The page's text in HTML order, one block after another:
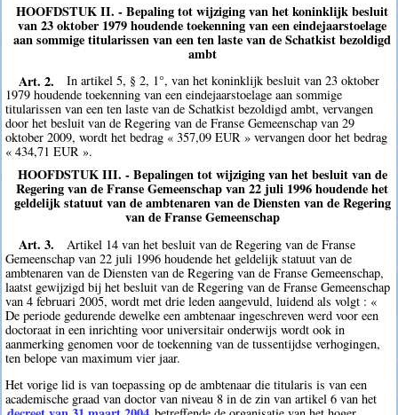
HOOFDSTUK II. - Bepaling tot wijziging van het koninklijk besluit
van 23 oktober 1979 houdende toekenning van een eindejaarstoelage
aan sommige titularissen van een ten laste van de Schatkist bezoldigd
ambt
Art. 2.
In artikel 5, § 2, 1°, van het koninklijk besluit van 23 oktober
1979 houdende toekenning van een eindejaarstoelage aan sommige
titularissen van een ten laste van de Schatkist bezoldigd ambt, vervangen
door het besluit van de Regering van de Franse Gemeenschap van 29
oktober 2009, wordt het bedrag « 357,09 EUR » vervangen door het bedrag
« 434,71 EUR ».
HOOFDSTUK III. - Bepalingen tot wijziging van het besluit van de
Regering van de Franse Gemeenschap van 22 juli 1996 houdende het
geldelijk statuut van de ambtenaren van de Diensten van de Regering
van de Franse Gemeenschap
Art. 3.
Artikel 14 van het besluit van de Regering van de Franse
Gemeenschap van 22 juli 1996 houdende het geldelijk statuut van de
ambtenaren van de Diensten van de Regering van de Franse Gemeenschap,
laatst gewijzigd bij het besluit van de Regering van de Franse Gemeenschap
van 4 februari 2005, wordt met drie leden aangevuld, luidend als volgt : «
De periode gedurende dewelke een ambtenaar ingeschreven werd voor een
doctoraat in een inrichting voor universitair onderwijs wordt ook in
aanmerking genomen voor de toekenning van de tussentijdse verhogingen,
ten belope van maximum vier jaar.
Het vorige lid is van toepassing op de ambtenaar die titularis is van een
academische graad van doctor van niveau 8 in de zin van artikel 6 van het